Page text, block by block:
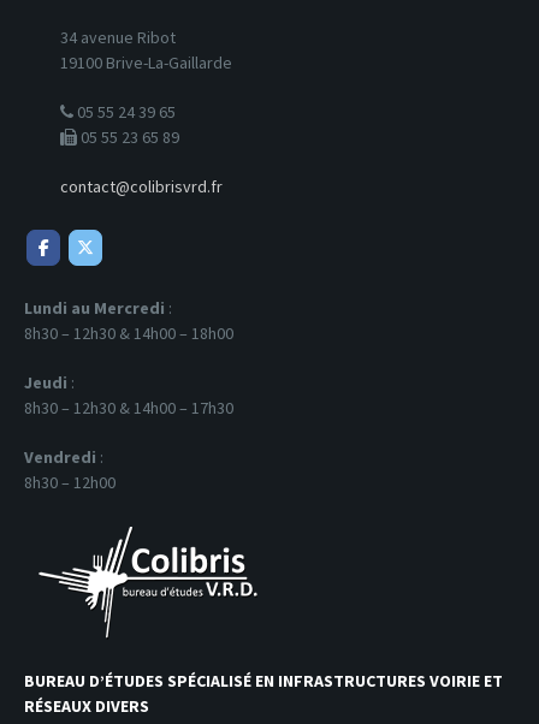
34 avenue Ribot
19100 Brive-La-Gaillarde
05 55 24 39 65
05 55 23 65 89
contact@colibrisvrd.fr
Lundi au Mercredi :
8h30 – 12h30 & 14h00 – 18h00
Jeudi :
8h30 – 12h30 & 14h00 – 17h30
Vendredi :
8h30 – 12h00
BUREAU D’ÉTUDES SPÉCIALISÉ EN INFRASTRUCTURES VOIRIE ET
RÉSEAUX DIVERS